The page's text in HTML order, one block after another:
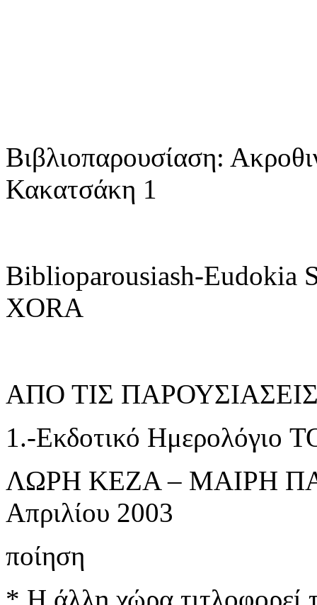
Βιβλιοπαρουσίαση:
Κακατσάκη 1
Biblioparousiash-Eudokia
XORA
ΑΠΟ ΤΙΣ ΠΑΡΟΥΣΙΑΣΕΙΣ
1.-Εκδοτικό Ημερολόγιο
ΛΩΡΗ ΚΕΖΑ – ΜΑΙΡΗ
Απριλίου 2003
ποίηση
* Η άλλη χώρα τιτλοφορεί